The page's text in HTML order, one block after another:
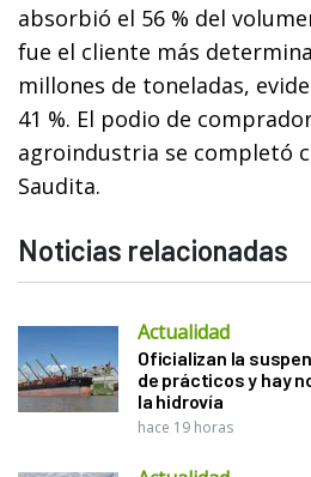
absorbió el 56 % del
fue el cliente más
millones de toneladas,
41 %. El podio de
agroindustria se completó
Saudita.
Noticias relacionadas
Actualidad
Oficializan la
de prácticos y hay
la hidrovía
hace 19 horas